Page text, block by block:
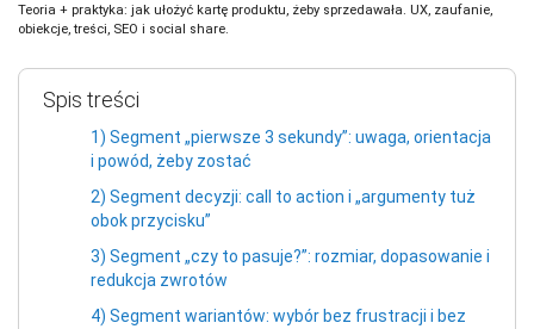
Teoria + praktyka: jak ułożyć kartę produktu, żeby sprzedawała. UX, zaufanie,
obiekcje, treści, SEO i social share.
Spis treści
1) Segment „pierwsze 3 sekundy”: uwaga, orientacja
i powód, żeby zostać
2) Segment decyzji: call to action i „argumenty tuż
obok przycisku”
3) Segment „czy to pasuje?”: rozmiar, dopasowanie i
redukcja zwrotów
4) Segment wariantów: wybór bez frustracji i bez